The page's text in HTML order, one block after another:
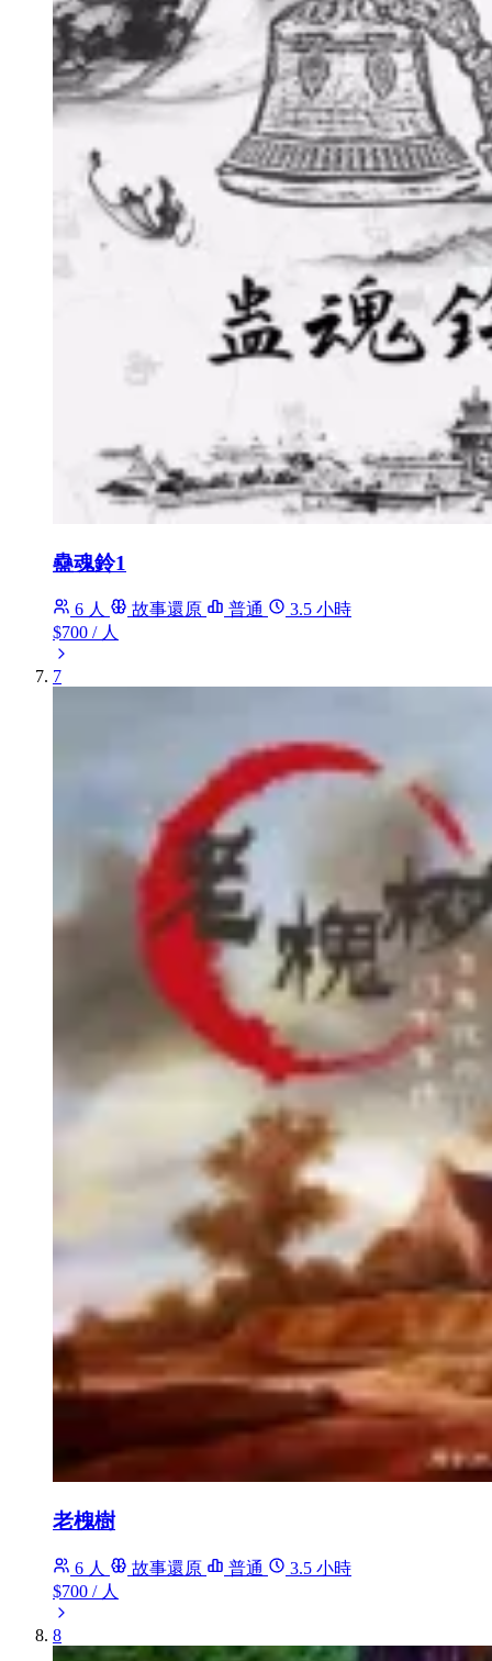
蠱魂鈴1
6 人 故事還原 普通
3.5 小時
$700 / 人
7
老槐樹
6 人 故事還原 普通
3.5 小時
$700 / 人
8